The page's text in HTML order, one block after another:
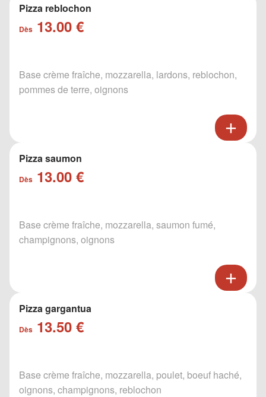
Pizza reblochon
Dès 13.00 €
Base crème fraîche, mozzarella, lardons, reblochon,
pommes de terre, oignons
Pizza saumon
Dès 13.00 €
Base crème fraîche, mozzarella, saumon fumé,
champignons, oignons
Pizza gargantua
Dès 13.50 €
Base crème fraîche, mozzarella, poulet, boeuf haché,
oignons, champignons, reblochon